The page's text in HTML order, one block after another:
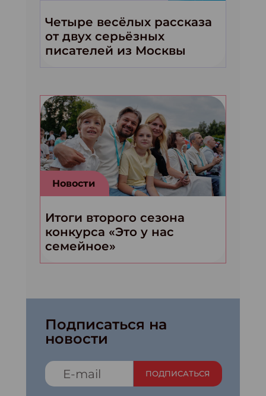
Четыре весёлых рассказа
от двух серьёзных
писателей из Москвы
Новости
Итоги второго сезона
конкурса «Это у нас
семейное»
Подписаться на
новости
ПОДПИСАТЬСЯ